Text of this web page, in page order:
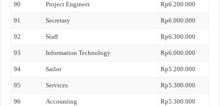
90 Project Engineer Rp6.200.000
91 Secretary Rp6.000.000
92 Staff Rp6.300.000
93 Information Technology Rp6.000.000
94 Sailor Rp5.200.000
95 Services Rp5.300.000
96 Accounting Rp5.300.000